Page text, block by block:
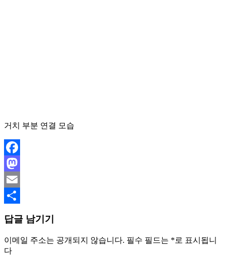
거치 부분 연결 모습
Facebook
Mastodon
Email
답글 남기기
이메일 주소는 공개되지 않습니다. 필수 필드는 *로 표시됩니
다